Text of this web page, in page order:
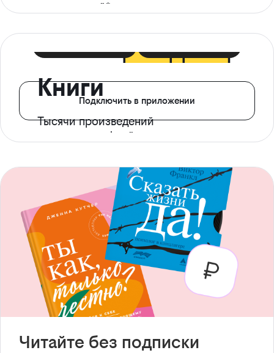
ограничений*
Книги
Тысячи произведений
с доступом офлайн
Подключить в приложении
Читайте без подписки